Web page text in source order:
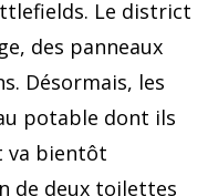
Le district
des panneaux
Désormais, les
potable dont ils
va bientôt
de deux toilettes